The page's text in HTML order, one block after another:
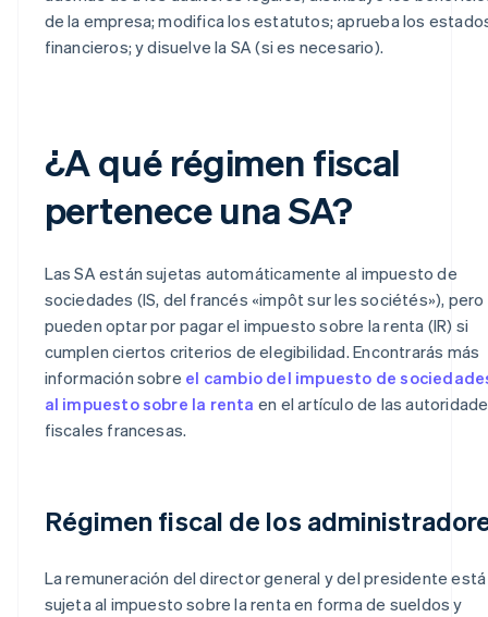
de la empresa; modifica los estatutos; aprueba los
financieros; y disuelve la SA (si es necesario).
¿A qué régimen fiscal
pertenece una SA?
Las SA están sujetas automáticamente al impuesto de
sociedades (IS, del francés «impôt sur les sociétés»), pero
pueden optar por pagar el impuesto sobre la renta (IR) si
cumplen ciertos criterios de elegibilidad. Encontrarás más
información sobre el cambio del impuesto de
al impuesto sobre la renta en el artículo de las
fiscales francesas.
Régimen fiscal de los
La remuneración del director general y del presidente está
sujeta al impuesto sobre la renta en forma de sueldos y